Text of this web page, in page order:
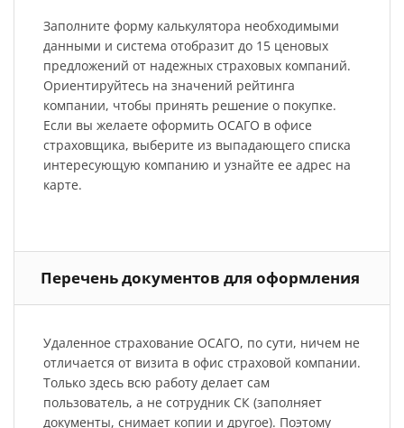
Заполните форму калькулятора необходимыми
данными и система отобразит до 15 ценовых
предложений от надежных страховых компаний.
Ориентируйтесь на значений рейтинга
компании, чтобы принять решение о покупке.
Если вы желаете оформить ОСАГО в офисе
страховщика, выберите из выпадающего списка
интересующую компанию и узнайте ее адрес на
карте.
Перечень документов для оформления
Удаленное страхование ОСАГО, по сути, ничем не
отличается от визита в офис страховой компании.
Только здесь всю работу делает сам
пользователь, а не сотрудник СК (заполняет
документы, снимает копии и другое). Поэтому